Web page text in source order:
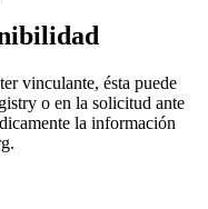
vinculante, ésta puede
o en la solicitud ante
la información